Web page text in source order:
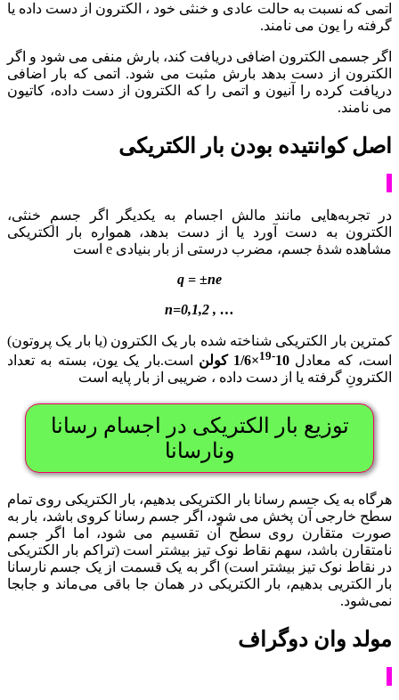
اتمی که نسبت به حالت عادی و خنثی خود ، الکترون از دست داده یا
گرفته را یون می نامند.
اگر جسمی الکترون اضافی دریافت کند، بارش منفی می شود و اگر
الکترون از دست بدهد بارش مثبت می شود. اتمی که بار اضافی
دریافت کرده را آنیون و اتمی را که الکترون از دست داده، کاتیون
می نامند.
اصل کوانتیده بودن بار الکتریکی
در تجربه‌هایی مانند مالش اجسام به یکدیگر اگر جسمِ خنثی،
الکترون به دست آورد یا از دست بدهد، همواره بار الکتریکی
مشاهده شدۀ جسم، مضرب درستی از بار بنیادی e است
q = ±ne
… , n=0,1,2
کمترین بار الکتریکی شناخته شده بار یک الکترون (یا بار یک پروتون)
است، که معادل 10
-19 ×1/6 کولن
است.بار یک یون، بسته به تعداد
الکترونِ گرفته یا از دست داده ، ضریبی از بار پایه است
توزیع بار الکتریکی در اجسام رسانا
ونارسانا
هرگاه به یک جسم رسانا بار الکتریکی بدهیم، بار الکتریکی روی تمام
سطح خارجی آن پخش می شود، اگر جسم رسانا کروی باشد، بار به
صورت متقارن روی سطح آن تقسیم می شود، اما اگر جسم
نامتقارن باشد، سهم نقاط نوک تیز بیشتر است (تراکم بار الکتریکی
در نقاط نوک تیز بیشتر است) اگر به یک قسمت از یک جسم نارسانا
بار الکتریی بدهیم، بار الکتریکی در همان جا باقی می‌ماند و جابجا
نمی‌شود.
مولد وان دوگراف